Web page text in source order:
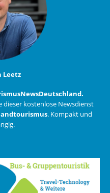
Leetz
kostenlose Newsdienst
. Kompakt und